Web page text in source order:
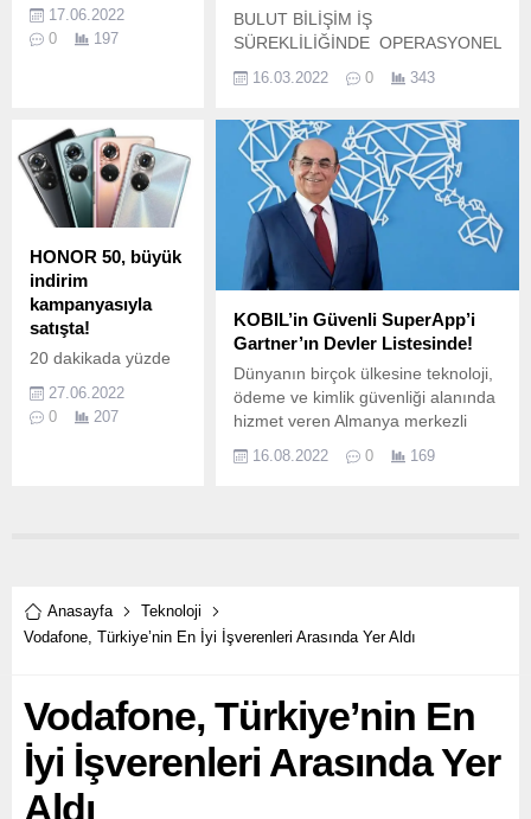
Trendleri Raporu
2022, sağlık
Anlaşması ile BT
departmanlarının
üretkenliğe ne kadar
hızlı geri
arasında 96'lık bir
"Kullanılabilirlik
Açığı" olduğunu
gösteriyor.
17.06.2022
0
197
BULUT BİLİŞİM İŞ
SÜREKLİLİĞİNDE OPERASYONEL
araştırmalara göre, bir şirket için
84.
16.03.2022 0 343
HONOR 50, büyük
indirim
kampanyasıyla
satışta!
20 dakikada yüzde
66W süper şarj
teknolojisi, 6.
27.06.2022
0
207
KOBIL’in Güvenli SuperApp’i
Gartner’ın Devler Listesinde!
Dünyanın birçok ülkesine teknoloji,
ödeme ve kimlik güvenliği alanında
hizmet veren Almanya merkezli
olarak yayınladığı “Hype Cycle”
16.08.2022 0 169
Anasayfa
Teknoloji
Vodafone, Türkiye’nin En İyi İşverenleri Arasında Yer Aldı
Vodafone, Türkiye’nin En
İyi İşverenleri Arasında Yer
Aldı